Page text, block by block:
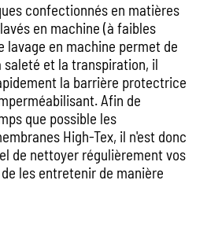
confectionnés en matières
en machine (à faibles
lavage en machine permet de
et la transpiration, il
la barrière protectrice
Afin de
que possible les
High-Tex, il n'est donc
de nettoyer régulièrement vos
les entretenir de manière